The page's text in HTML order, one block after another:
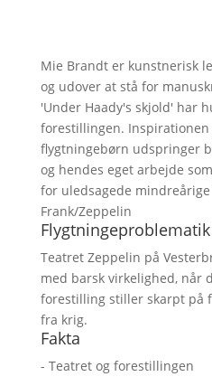
Mie Brandt er kunstnerisk
og udover at stå for
'Under Haady's skjold' har
forestillingen.
flygtningebørn udspringer
og hendes eget arbejde
for uledsagede mindreårige
Frank/Zeppelin
Teatret Zeppelin på
med barsk virkelighed, når
forestilling stiller skarpt på
fra krig.
Fakta
- Teatret og forestillingen